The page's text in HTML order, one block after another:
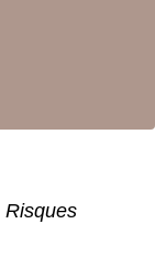
Risques